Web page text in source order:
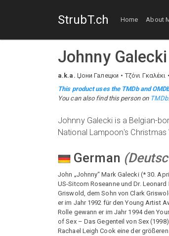
StrubT.ch Home About
Johnny Galecki
a.k.a. Џони Галецки Τζόνι Γκαλέκι
This product uses the TMDb and
You can also find this person on
Johnny Galecki is a Belgian-
National Lampoon's
German (
John „Johnny“ Mark Galecki (* 30.
US-Sitcom Roseanne und Dr.
Griswold, dem Sohn von Clark
er im Jahr 1992 für den Young Artist
Rolle gewann er im Jahr 1994 den
of Sex – Das Gegenteil von Sex
Rachael Leigh Cook eine der